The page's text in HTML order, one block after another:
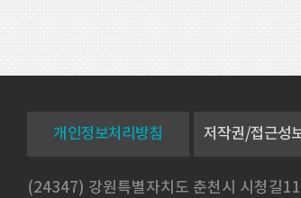
개인정보처리방침 저작권/접근성
(24347) 강원특별자치도 춘천시 시청길